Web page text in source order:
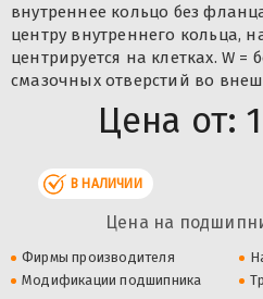
внутреннее кольцо без
центру внутреннего кольца,
центрируется на клетках. W
смазочных отверстий во
Цена от:
В НАЛИЧИИ
Цена на
Фирмы производителя
Модификации подшипника